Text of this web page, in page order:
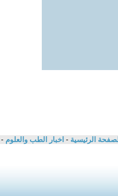
الرئيسية - اخبار الطب والعلوم -